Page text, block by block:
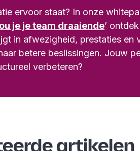
ervoor staat? In onze
je je team draaiende’
in afwezigheid, prestaties en
betere beslissingen. Jouw
verbeteren?
artikelen